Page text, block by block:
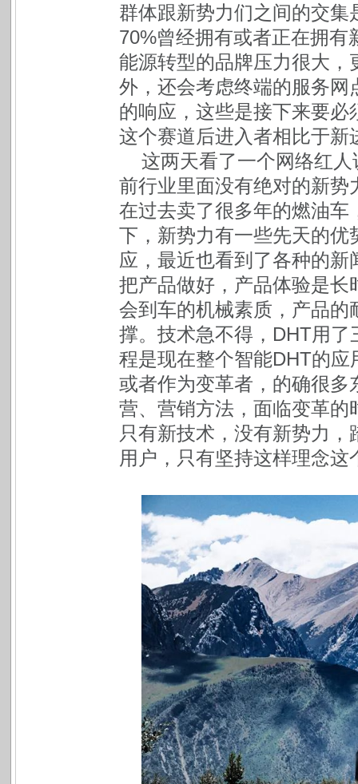
群体跟新势力们之间的交
70%曾经拥有或者正在拥
能源转型的品牌压力很大
外，还会考虑终端的服务
的响应，这些是接下来要
这个赛道后进入者相比于新
这两天看了一个网络红
前行业里面没有绝对的新
在过去卖了很多年的燃油
下，新势力有一些先天的
应，最近也看到了各种的
把产品做好，产品体验是
会到车的机械素质，产品
撑。技术急不得，DHT用
程是现在整个智能DHT的
或者作为变革者，的确很
营、营销方法，面临变革
只有新技术，没有新势力
用户，只有坚持这样理念